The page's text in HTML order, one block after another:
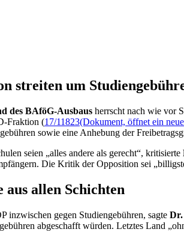
streiten um
des BAföG-Ausbaus herrscht nach wie vor
Fraktion (17/11823(Dokument, öffnet ein
sowie eine Anhebung der
seien „alles andere als gerecht“, kritisierte
Die Kritik der Opposition sei
allen Schichten
inzwischen gegen Studiengebühren, sagte Dr.
abgeschafft würden. Letztes Land